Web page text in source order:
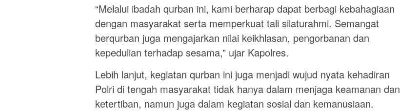
“Melalui ibadah qurban ini, kami berharap dapat berbagi kebahagiaan
dengan masyarakat serta memperkuat tali silaturahmi. Semangat
berqurban juga mengajarkan nilai keikhlasan, pengorbanan dan
kepedulian terhadap sesama,” ujar Kapolres.
Lebih lanjut, kegiatan qurban ini juga menjadi wujud nyata kehadiran
Polri di tengah masyarakat tidak hanya dalam menjaga keamanan dan
ketertiban, namun juga dalam kegiatan sosial dan kemanusiaan.